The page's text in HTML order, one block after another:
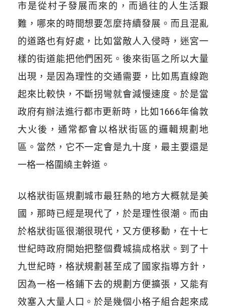
市是從村子發展而來的，而過往的人生活艱
難，哪來的時間想要怎麼持續發展。而且混亂
的道路也有好處，比如當敵人入侵時，迷宮一
樣的街道能把他們困死。後來街區之所以大量
出現，是因為理性的交通需要，比如馬直線跑
起來比較快，不斷拐彎就會減慢速度。於是當
政府有辦法進行都市更新時，比如1666年倫敦
大火後，通常都會以格狀街區的邏輯規劃地
區。當然，它不一定會是九十度，最主要還是
一格一格圍繞主幹道。
以格狀街區規劃城市最狂熱的地方大概就是美
國，那時已經是現代了，於是理性很潮。而由
於格狀街區很潮很現代，又方便移動，在十七
世紀時政府開始把整個費城搞成格狀。到了十
九世紀時，格狀規劃甚至成了國家指導方針，
因為一格一格鋪下去的規劃方便擴張，又能有
效塞入大量人口。於是幾個小格子組合起來成